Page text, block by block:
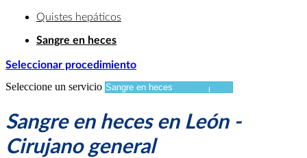
Quistes hepáticos
Sangre en heces
Seleccionar procedimiento
Seleccione un servicio
Sangre en heces en León -
Cirujano general